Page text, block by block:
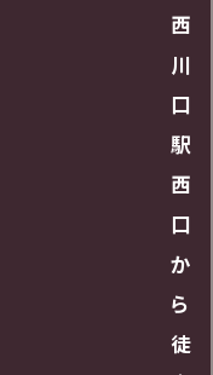
西
川
口
駅
西
口
か
ら
徒